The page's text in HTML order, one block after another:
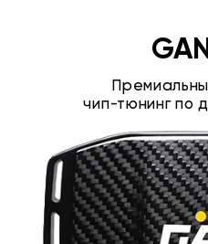
чип-тюнинг по